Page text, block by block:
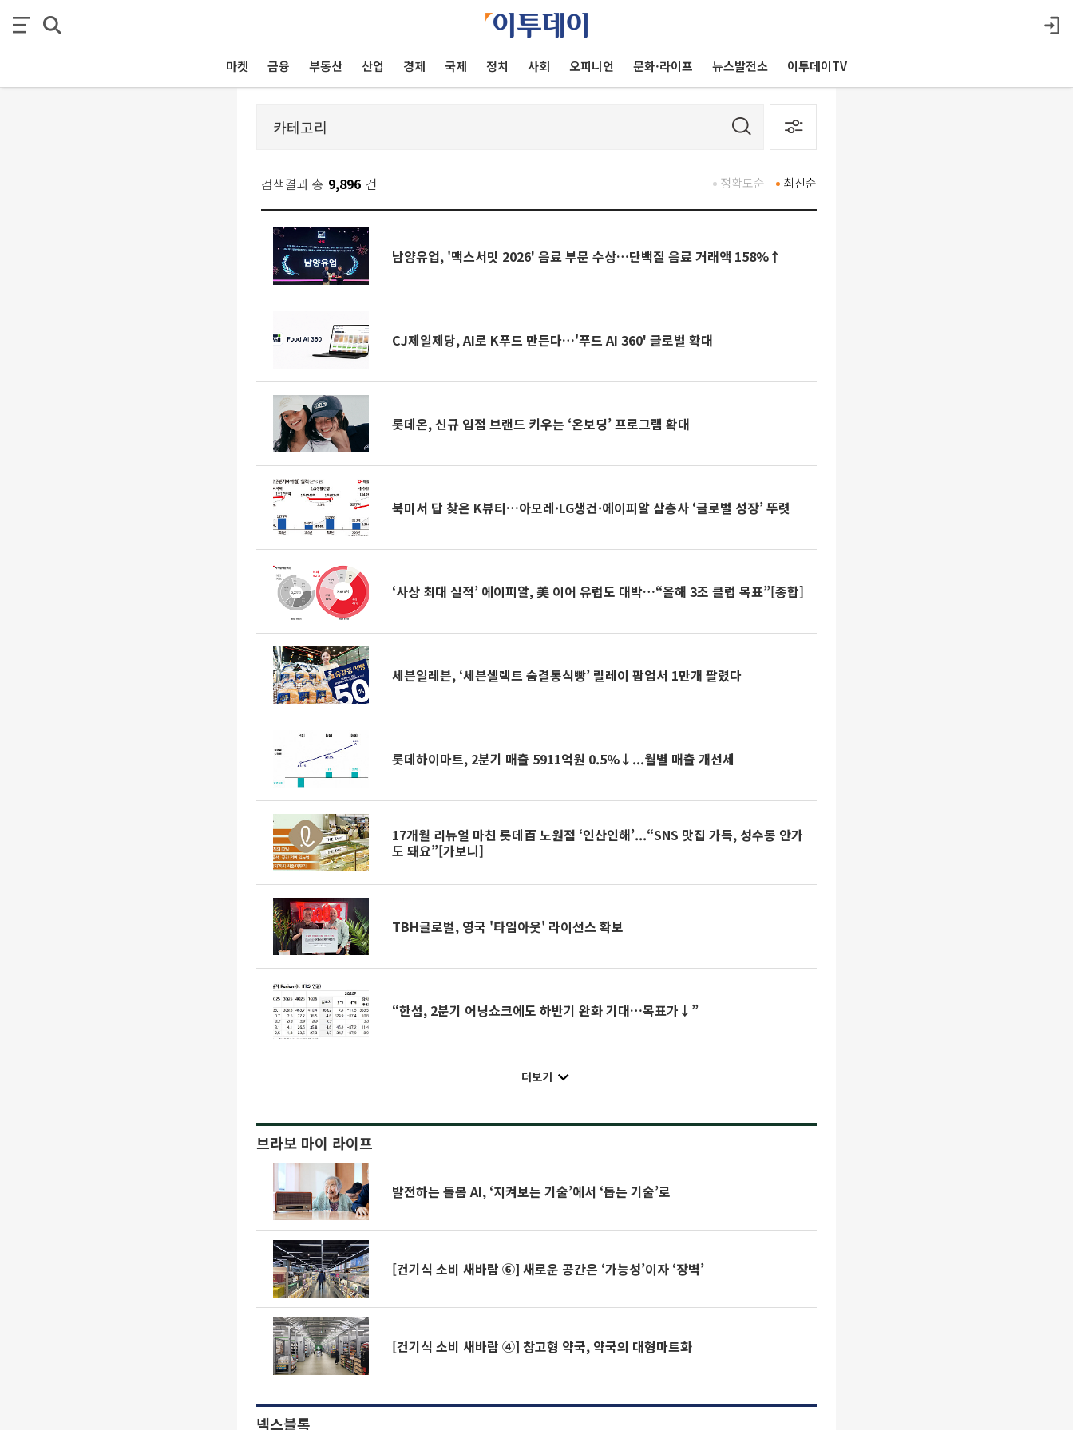
마켓 금융 부동산 산업 경제 국제 정치 사회 오피니언 문화·라이프 뉴스발전소 이투데이TV
검색결과 총 9,896 건 최신순
정확도순
남양유업, '맥스서밋 2026' 음료 부문 수상…단백질 음료 거래액 158%↑
CJ제일제당, AI로 K푸드 만든다…'푸드 AI 360' 글로벌 확대
롯데온, 신규 입점 브랜드 키우는 ‘온보딩’ 프로그램 확대
북미서 답 찾은 K뷰티…아모레·LG생건·에이피알 삼총사 ‘글로벌 성장’ 뚜렷
‘사상 최대 실적’ 에이피알, 美 이어 유럽도 대박…“올해 3조 클럽 목표”[종합]
세븐일레븐, ‘세븐셀렉트 숨결통식빵’ 릴레이 팝업서 1만개 팔렸다
롯데하이마트, 2분기 매출 5911억원 0.5%↓...월별 매출 개선세
17개월 리뉴얼 마친 롯데百 노원점 ‘인산인해’...“SNS 맛집 가득, 성수동 안가
도 돼요”[가보니]
TBH글로벌, 영국 '타임아웃' 라이선스 확보
“한섬, 2분기 어닝쇼크에도 하반기 완화 기대…목표가↓”
더보기
브라보 마이 라이프
발전하는 돌봄 AI, ‘지켜보는 기술’에서 ‘돕는 기술’로
[건기식 소비 새바람 ⑥] 새로운 공간은 ‘가능성’이자 ‘장벽’
[건기식 소비 새바람 ④] 창고형 약국, 약국의 대형마트화
넥스블록